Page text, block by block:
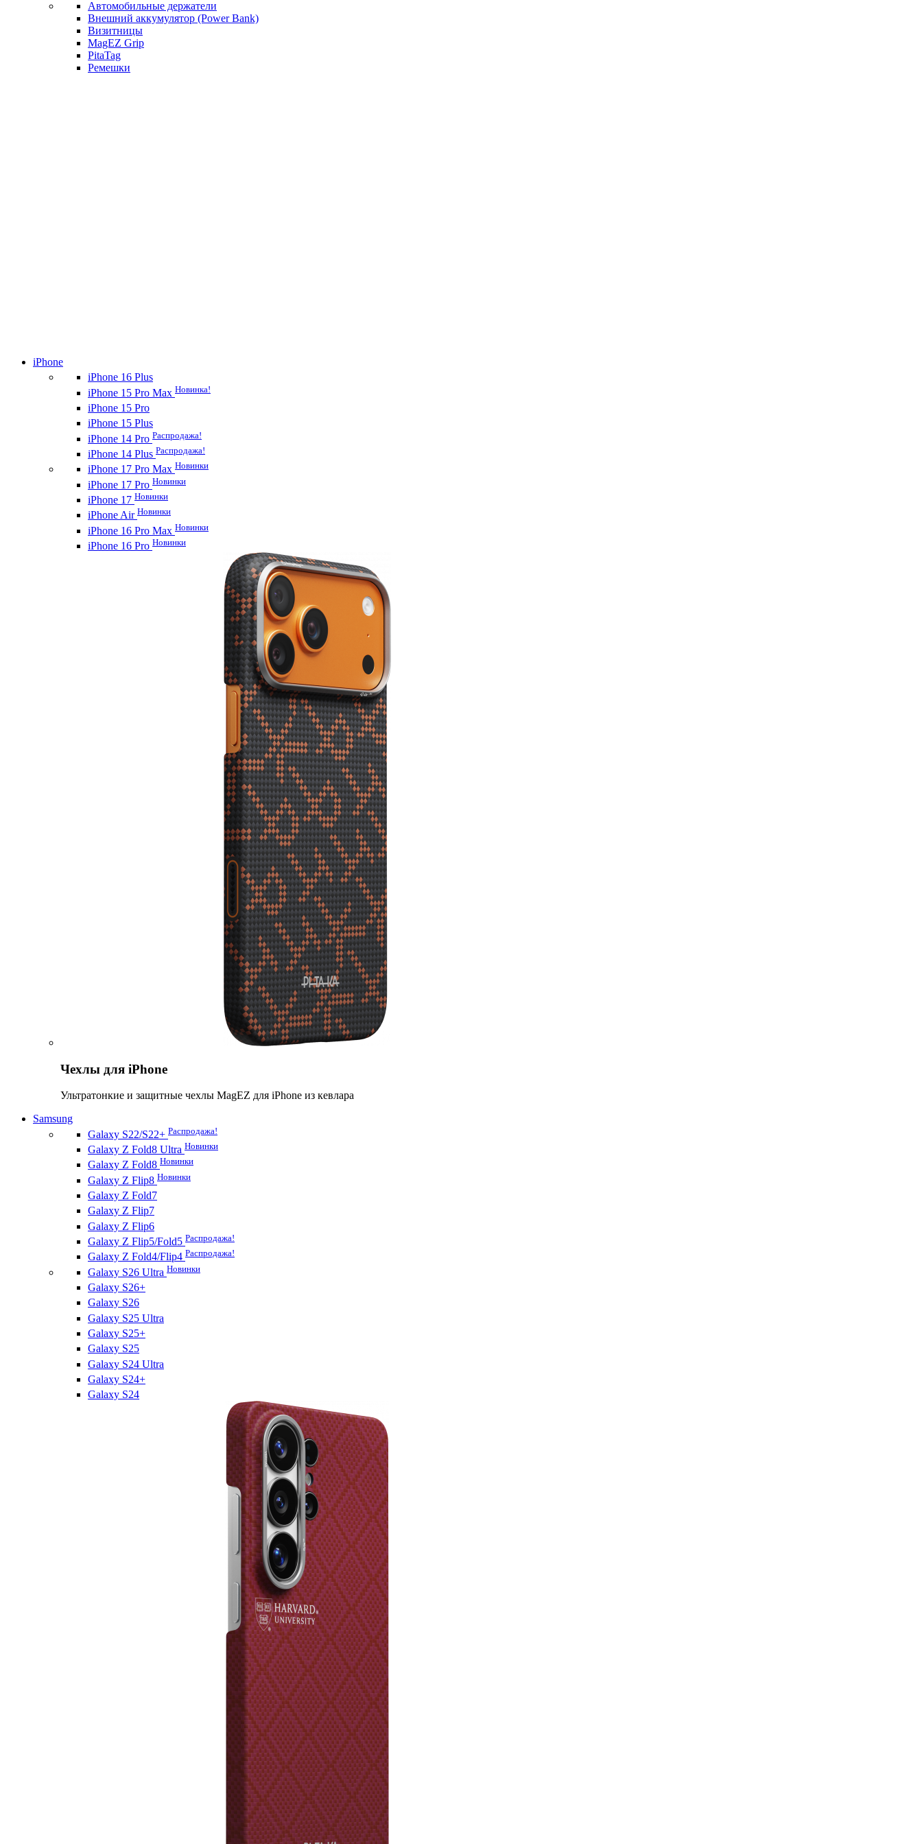
Автомобильные держатели
Внешний аккумулятор (Power Bank)
Визитницы
MagEZ Grip
PitaTag
Ремешки
iPhone
iPhone 16 Plus
iPhone 15 Pro Max Новинка!
iPhone 15 Pro
iPhone 15 Plus
iPhone 14 Pro Распродажа!
iPhone 14 Plus Распродажа!
iPhone 17 Pro Max Новинки
iPhone 17 Pro Новинки
iPhone 17 Новинки
iPhone Air Новинки
iPhone 16 Pro Max Новинки
iPhone 16 Pro Новинки
Чехлы для iPhone
Ультратонкие и защитные чехлы MagEZ для iPhone из кевлара
Samsung
Galaxy S22/S22+ Распродажа!
Galaxy Z Fold8 Ultra Новинки
Galaxy Z Fold8 Новинки
Galaxy Z Flip8 Новинки
Galaxy Z Fold7
Galaxy Z Flip7
Galaxy Z Flip6
Galaxy Z Flip5/Fold5 Распродажа!
Galaxy Z Fold4/Flip4 Распродажа!
Galaxy S26 Ultra Новинки
Galaxy S26+
Galaxy S26
Galaxy S25 Ultra
Galaxy S25+
Galaxy S25
Galaxy S24 Ultra
Galaxy S24+
Galaxy S24